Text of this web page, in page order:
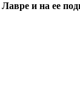
и на ее